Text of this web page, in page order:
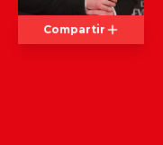
Compartir